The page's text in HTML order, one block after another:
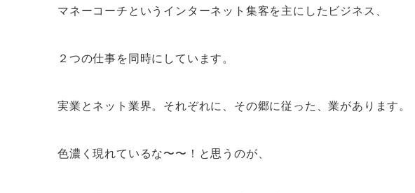
マネーコーチというインターネット集客を主にしたビジネス、
２つの仕事を同時にしています。
実業とネット業界。それぞれに、その郷に従った、業があります。
色濃く現れているな〜〜！と思うのが、